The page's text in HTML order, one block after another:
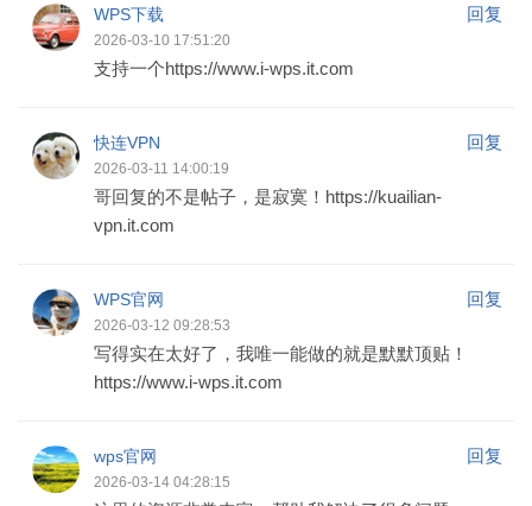
WPS下载 回复
2026-03-10 17:51:20
支持一个https://www.i-wps.it.com
快连VPN 回复
2026-03-11 14:00:19
哥回复的不是帖子，是寂寞！https://kuailian-
vpn.it.com
WPS官网 回复
2026-03-12 09:28:53
写得实在太好了，我唯一能做的就是默默顶贴！
https://www.i-wps.it.com
wps官网 回复
2026-03-14 04:28:15